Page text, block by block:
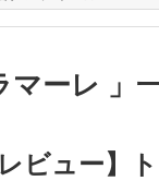
マーレ
レビュー】